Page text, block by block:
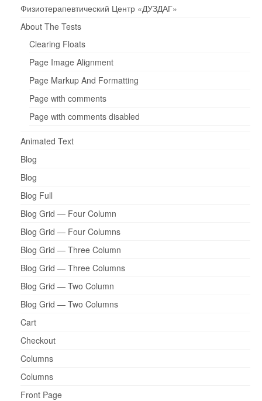
Физиотерапевтический Центр «ДУЗДАГ»
About The Tests
Clearing Floats
Page Image Alignment
Page Markup And Formatting
Page with comments
Page with comments disabled
Animated Text
Blog
Blog
Blog Full
Blog Grid — Four Column
Blog Grid — Four Columns
Blog Grid — Three Column
Blog Grid — Three Columns
Blog Grid — Two Column
Blog Grid — Two Columns
Cart
Checkout
Columns
Columns
Front Page